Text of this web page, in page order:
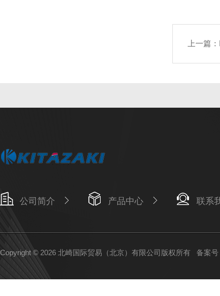
上一篇：
公司简介 产品中心 联系
Copyright © 2026 北崎国际贸易（北京）有限公司版权所有 备案号